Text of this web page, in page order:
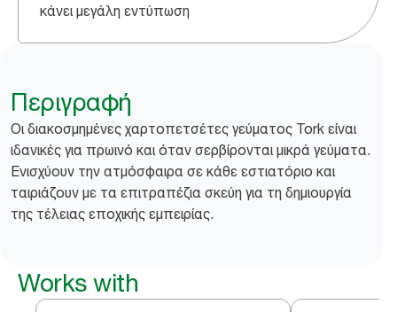
κάνει μεγάλη εντύπωση
Περιγραφή
Οι διακοσμημένες χαρτοπετσέτες γεύματος Tork είναι
ιδανικές για πρωινό και όταν σερβίρονται μικρά γεύματα.
Ενισχύουν την ατμόσφαιρα σε κάθε εστιατόριο και
ταιριάζουν με τα επιτραπέζια σκεύη για τη δημιουργία
της τέλειας εποχικής εμπειρίας.
Works with